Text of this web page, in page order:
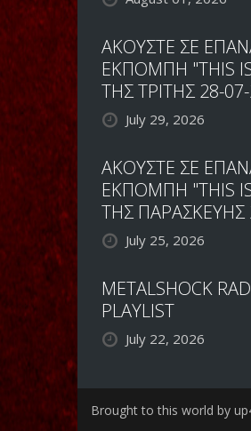
ΑΚΟΥΣΤΕ ΣΕ
ΕΚΠΟΜΠΗ "THIS IS
ΤΗΣ ΤΡΙΤΗΣ 28-
July 29, 2026
ΑΚΟΥΣΤΕ ΣΕ
ΕΚΠΟΜΠΗ "THIS IS
ΤΗΣ ΠΑΡΑΣΚΕΥΗΣ
July 25, 2026
METALSHOCK
PLAYLIST
July 22, 2026
Brought to this world by